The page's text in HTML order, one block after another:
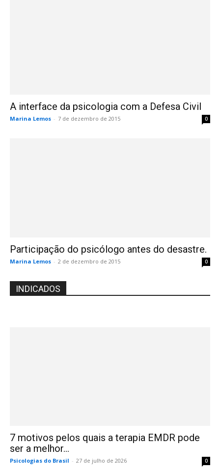
A interface da psicologia com a Defesa Civil
Marina Lemos - 7 de dezembro de 2015 0
Participação do psicólogo antes do desastre.
Marina Lemos - 2 de dezembro de 2015 0
INDICADOS
7 motivos pelos quais a terapia EMDR pode
ser a melhor...
Psicologias do Brasil - 27 de julho de 2026 0